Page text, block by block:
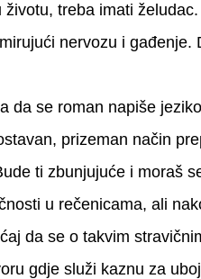
treba imati
nervozu i gađenje.
da se roman napiše
prizeman način
ti zbunjujuće i moraš
u rečenicama, ali
da se o takvim
gdje služi kaznu za